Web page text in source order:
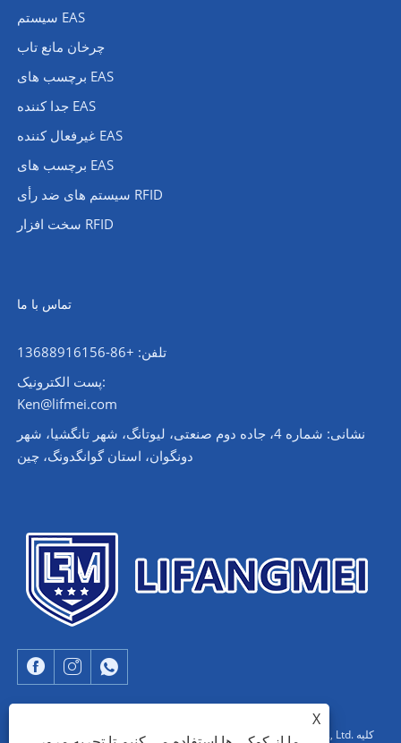
سیستم EAS
چرخان مانع تاب
برچسب های EAS
جدا کننده EAS
غیرفعال کننده EAS
برچسب های EAS
سیستم های ضد رأی RFID
سخت افزار RFID
تماس با ما
تلفن: +86-13688916156
پست الکترونیک:
Ken@lifmei.com
نشانی: شماره 4، جاده دوم صنعتی، لیوتانگ، شهر تانگشیا، شهر
دونگوان، استان گوانگدونگ، چین
X